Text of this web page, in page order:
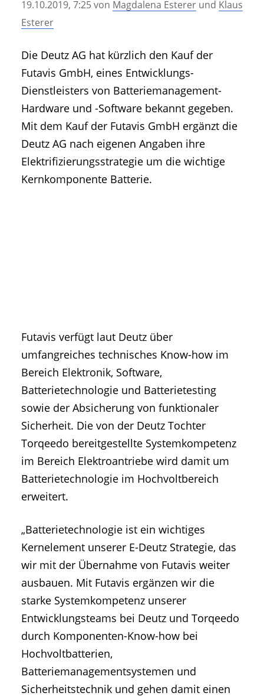
• Geschichte und Geschichten
• Messen und Veranstaltungen
• Agritechnica Neuheiten Archiv
• Artikel nach Hersteller/Marke
19.10.2019, 7:25von Magdalena Esterer und Klaus
Esterer
Die Deutz AG hat kürzlich den Kauf der
Futavis GmbH, eines Entwicklungs-
Dienstleisters von Batteriemanagement-
Hardware und -Software bekannt gegeben.
Mit dem Kauf der Futavis GmbH ergänzt die
Deutz AG nach eigenen Angaben ihre
Elektrifizierungsstrategie um die wichtige
Kernkomponente Batterie.
Futavis verfügt laut Deutz über
umfangreiches technisches Know-how im
Bereich Elektronik, Software,
Batterietechnologie und Batterietesting
sowie der Absicherung von funktionaler
Sicherheit. Die von der Deutz Tochter
Torqeedo bereitgestellte Systemkompetenz
im Bereich Elektroantriebe wird damit um
Batterietechnologie im Hochvoltbereich
erweitert.
„Batterietechnologie ist ein wichtiges
Kernelement unserer E-Deutz Strategie, das
wir mit der Übernahme von Futavis weiter
ausbauen. Mit Futavis ergänzen wir die
starke Systemkompetenz unserer
Entwicklungsteams bei Deutz und Torqeedo
durch Komponenten-Know-how bei
Hochvoltbatterien,
Batteriemanagementsystemen und
Sicherheitstechnik und gehen damit einen